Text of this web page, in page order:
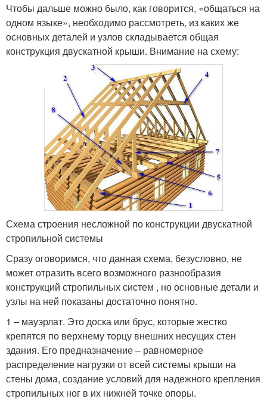
Чтобы дальше можно было, как говорится, «общаться на
одном языке», необходимо рассмотреть, из каких же
основных деталей и узлов складывается общая
конструкция двускатной крыши. Внимание на схему:
Схема строения несложной по конструкции двускатной
стропильной системы
Сразу оговоримся, что данная схема, безусловно, не
может отразить всего возможного разнообразия
конструкций стропильных систем , но основные детали и
узлы на ней показаны достаточно понятно.
1 – мауэрлат. Это доска или брус, которые жестко
крепятся по верхнему торцу внешних несущих стен
здания. Его предназначение – равномерное
распределение нагрузки от всей системы крыши на
стены дома, создание условий для надежного крепления
стропильных ног в их нижней точке опоры.